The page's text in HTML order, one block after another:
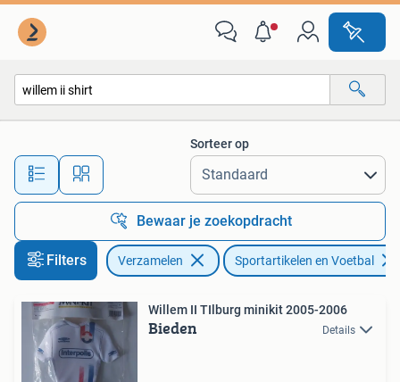
Alle afstanden…
Sorteer op
Bewaar je zoekopdracht
Filters Verzamelen Sportartikelen en Voetbal
Willem II TIlburg minikit 2005-2006
Bieden Details